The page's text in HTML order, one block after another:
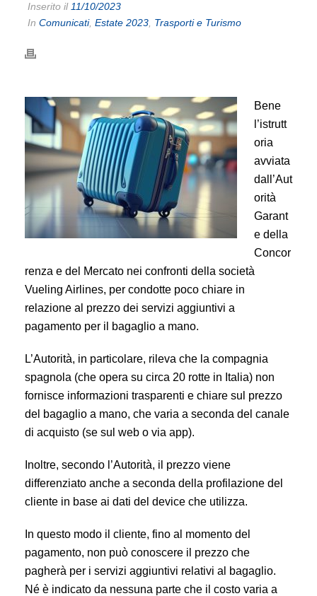
Inserito il 11/10/2023
In Comunicati, Estate 2023 Trasporti e Turismo
Bene
l’istrutt
oria
avviata
dall’Aut
orità
Garant
e della
Concor
renza e del Mercato nei confronti della società
Vueling Airlines, per condotte poco chiare in
relazione al prezzo dei servizi aggiuntivi a
pagamento per il bagaglio a mano.
L’Autorità, in particolare, rileva che la compagnia
spagnola (che opera su circa 20 rotte in Italia) non
fornisce informazioni trasparenti e chiare sul prezzo
del bagaglio a mano, che varia a seconda del canale
di acquisto (se sul web o via app).
Inoltre, secondo l’Autorità, il prezzo viene
differenziato anche a seconda della profilazione del
cliente in base ai dati del device che utilizza.
In questo modo il cliente, fino al momento del
pagamento, non può conoscere il prezzo che
pagherà per i servizi aggiuntivi relativi al bagaglio.
Né è indicato da nessuna parte che il costo varia a